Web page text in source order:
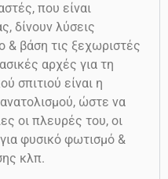
που είναι
δίνουν λύσεις
& βάση τις ξεχωριστές
αρχές για τη
σπιτιού είναι η
ώστε να
οι πλευρές του, οι
φυσικό φωτισμό &
κλπ.